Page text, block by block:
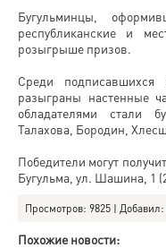
Бугульминцы,
республиканские и
розыгрыше призов.
Среди
разыграны настенные
обладателями стали
Талахова, Бородин,
Победители могут
Бугульма, ул. Шашина, 1
Просмотров: 9825 | Добавил:
Похожие новости: